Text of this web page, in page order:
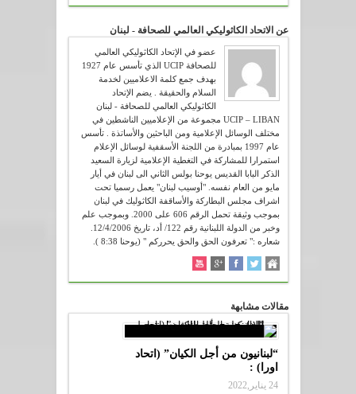
عن الاتحاد الكاثوليكي العالمي للصحافة - لبنان
عضو في الإتحاد الكاثوليكي العالمي
للصحافة UCIP الذي تأسس عام 1927
بهدف جمع كلمة الاعلاميين لخدمة
السلام والحقيقة . يضم الإتحاد
الكاثوليكي العالمي للصحافة - لبنان
UCIP – LIBAN مجموعة من الإعلاميين الناشطين في
مختلف الوسائل الإعلامية ومن الباحثين والأساتذة . تأسس
عام 1997 بمبادرة من اللجنة الأسقفية لوسائل الإعلام
استمرارا للمشاركة في التغطية الإعلامية لزيارة السعيد
الذكر البابا القديس يوحنا بولس الثاني الى لبنان في أيار
مايو من العام نفسه. "أوسيب لبنان" يعمل رسميا تحت
اشراف مجلس البطاركة والأساقفة الكاثوليك في لبنان
بموجب وثيقة تحمل الرقم 606 على 2000. وبموجب علم
شعاره :" تعرفون الحق والحق يحرركم " (يوحنا 8:38 ).
مقالات مشابهة
“لبنانيون من أجل الكيان” (اتحاد
اورا) :
24 يناير,2022